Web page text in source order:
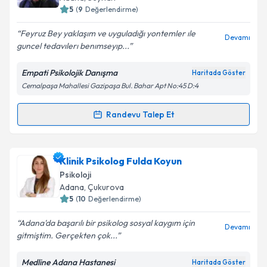
Kişisel verilerimin işlenmesine ilişkin
Aydınlatma
Metni'ni okudum ve kişisel verilerimin belirtilen
kapsamda işlenmesini kabul ediyorum.
5 (9 Değerlendirme)
Feyruz Bey yaklaşım ve uyguladığı yontemler ıle
guncel tedavılerı benımseyıp...
Devamı
Empati Psikolojik Danışma Haritada Göster
Cemalpaşa Mahallesi Gazipaşa Bul. Bahar Apt No:45 D:4
Randevu Talep Et
Randevu Takvimi Talebi
Dr. Psk. Feyruz Usluoğluiçin randevu takvimi talebi
oluşturun. Size bu uzmandan randevu almanız için bir
takvim hazırlandığında e-posta ile bilgilendireceğiz.
Klinik Psikolog Fulda Koyun
Psikoloji
Adana, Çukurova
5 (10 Değerlendirme)
Adana'da başarılı bir psikolog sosyal kaygım için
gitmiştim. Gerçekten çok...
Devamı
Medline Adana Hastanesi Haritada Göster